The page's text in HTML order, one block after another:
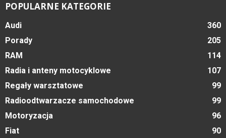
POPULARNE KATEGORIE
Audi
360
Porady
205
RAM
114
Radia i anteny motocyklowe
107
Regały warsztatowe
99
Radioodtwarzacze samochodowe
99
Motoryzacja
96
Fiat
90